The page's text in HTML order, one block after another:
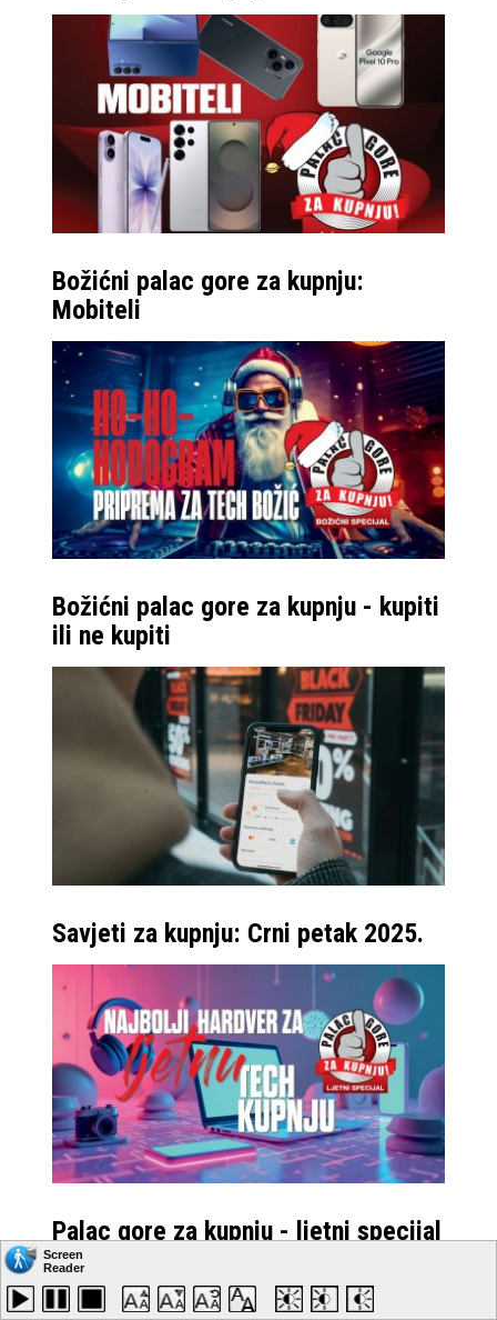
Božićni palac gore za kupnju:
Mobiteli
Božićni palac gore za kupnju - kupiti
ili ne kupiti
Savjeti za kupnju: Crni petak 2025.
Palac gore za kupnju - ljetni specijal